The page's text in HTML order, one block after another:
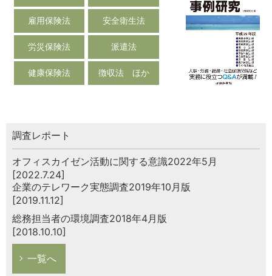
雇用保険法 安全衛生法
労災保険法 派遣法
健康保険法 徴収法 ほか
調査レポート
オフィスカイゼン活動に関する意識2022年5月
[2022.7.24]
企業のテレワーク実態調査2019年10月版
[2019.11.12]
総務担当者の環境調査2018年4月版
[2018.10.10]
一覧へ